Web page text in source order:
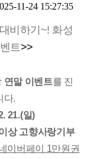
11-24 15:27:35
비하기~! 화성
트>>
연말 이벤트를 진
다.
21.(일)
상 고향사랑기부
이버페이 1만원권